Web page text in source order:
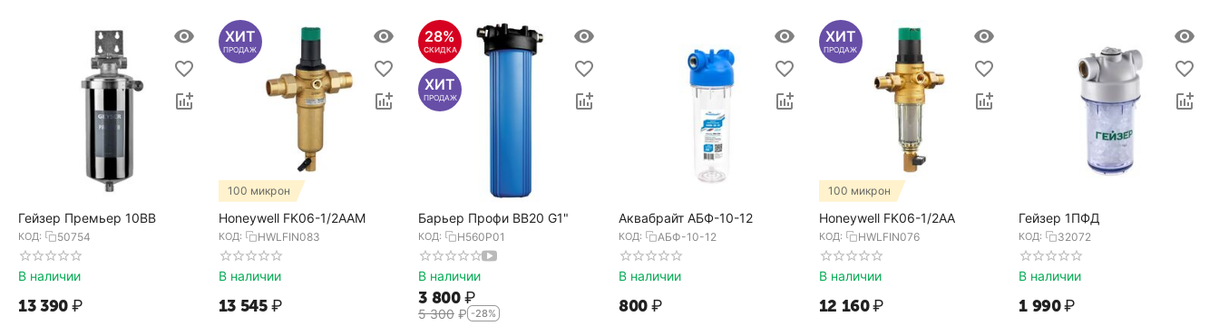
Гейзер Премьер 10BB
КОД: 50754
В наличии
13 390₽
100 микрон
ХИТ
ПРОДАЖ
Honeywell FK06-1/2AAM
КОД: HWLFIN083
В наличии
13 545 ₽
28%
СКИДКА
ХИТ
ПРОДАЖ
Барьер Профи BB20 G1"
КОД: Н560Р01
В наличии
3 800 ₽
5 300 ₽ -28%
Аквабрайт АБФ-10-12
КОД: АБФ-10-12
В наличии
‍800‍₽
100 микрон
ХИТ
ПРОДАЖ
Honeywell FK06-1/2AA
КОД: HWLFIN076
В наличии
12 160₽
Гейзер 1ПФД
КОД: 32072
В наличии
1 990₽